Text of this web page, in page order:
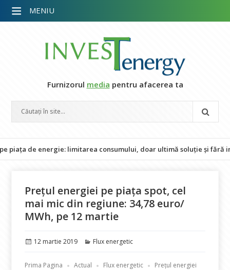
Furnizorul media pentru afacerea ta
energie: limitarea consumului, doar ultimă soluție și fără impact
Prețul energiei pe piața spot, cel
mai mic din regiune: 34,78 euro/
MWh, pe 12 martie
Publicat
12 martie 2019 Categorii
Flux energetic
Prima Pagina Actual Flux energetic
Prețul energiei
MENIU